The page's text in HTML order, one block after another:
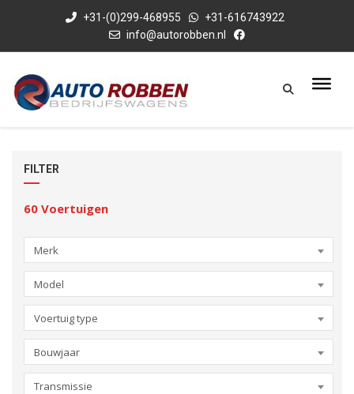
+31-(0)299-468955
+31-616743922
info@autorobben.nl
FILTER
60 Voertuigen
Merk
Model
Voertuig type
Bouwjaar
Transmissie